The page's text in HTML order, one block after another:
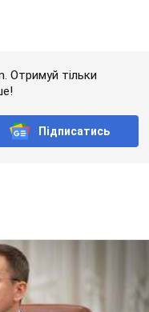
Отримуй тільки
Підписатись